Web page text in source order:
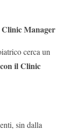
Manager
cerca un
il Clinic
sin dalla